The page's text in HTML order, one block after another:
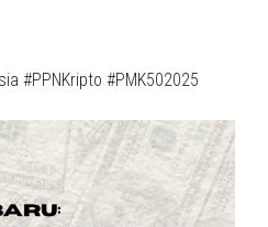
#PPNKripto #PMK502025